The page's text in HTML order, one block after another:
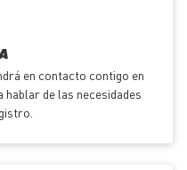
en contacto contigo en
hablar de las necesidades